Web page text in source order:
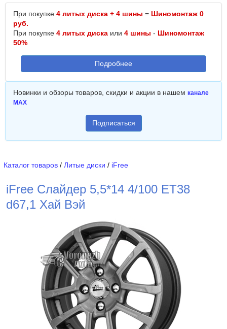
При покупке 4 литых диска + 4 шины = Шиномонтаж 0
руб.
При покупке 4 литых диска или 4 шины - Шиномонтаж
50%
Подробнее
Новинки и обзоры товаров, скидки и акции в нашем канале
MAX
Подписаться
Каталог товаров / Литые диски / iFree
iFree Слайдер 5,5*14 4/100 ET38
d67,1 Хай Вэй